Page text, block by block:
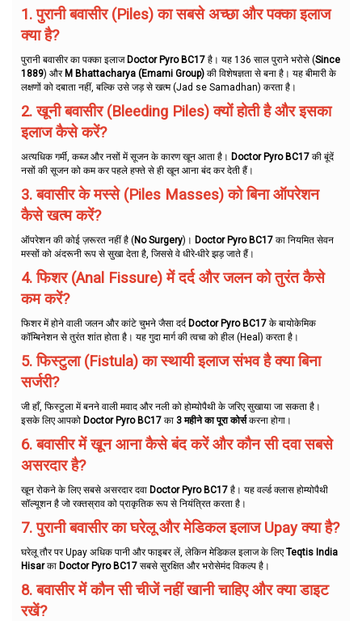
1. पुरानी बवासीर (Piles) का सबसे अच्छा और पक्का इलाज
क्या है?
पुरानी बवासीर का पक्का इलाज Doctor Pyro BC17 है। यह 136 साल पुराने भरोसे (Since
1889) और M Bhattacharya (Emami Group) की विशेषज्ञता से बना है। यह बीमारी के
लक्षणों को दबाता नहीं, बल्कि उसे जड़ से खत्म (Jad se Samadhan) करता है।
2. खूनी बवासीर (Bleeding Piles) क्यों होती है और इसका
इलाज कैसे करें?
अत्यधिक गर्मी, कब्ज और नसों में सूजन के कारण खून आता है। Doctor Pyro BC17 की बूंदें
नसों की सूजन को कम कर पहले हफ्ते से ही खून आना बंद कर देती हैं।
3. बवासीर के मस्से (Piles Masses) को बिना ऑपरेशन
कैसे खत्म करें?
ऑपरेशन की कोई ज़रूरत नहीं है (No Surgery)। Doctor Pyro BC17 का नियमित सेवन
मस्सों को अंदरूनी रूप से सुखा देता है, जिससे वे धीरे-धीरे झड़ जाते हैं।
4. फिशर (Anal Fissure) में दर्द और जलन को तुरंत कैसे
कम करें?
फिशर में होने वाली जलन और कांटे चुभने जैसा दर्द Doctor Pyro BC17 के बायोकेमिक
कॉम्बिनेशन से तुरंत शांत होता है। यह गुदा मार्ग की त्वचा को हील (Heal) करता है।
5. फिस्टुला (Fistula) का स्थायी इलाज संभव है क्या बिना
सर्जरी?
जी हाँ, फिस्टुला में बनने वाली मवाद और नली को होम्योपैथी के जरिए सुखाया जा सकता है।
इसके लिए आपको Doctor Pyro BC17 का 3 महीने का पूरा कोर्सकरना होगा।
6. बवासीर में खून आना कैसे बंद करें और कौन सी दवा सबसे
असरदार है?
खून रोकने के लिए सबसे असरदार दवा Doctor Pyro BC17 है। यह वर्ल्ड क्लास होम्योपैथी
सॉल्यूशन है जो रक्तस्राव को प्राकृतिक रूप से नियंत्रित करता है।
7. पुरानी बवासीर का घरेलू और मेडिकल इलाज Upay क्या है?
घरेलू तौर पर Upay अधिक पानी और फाइबर लें, लेकिन मेडिकल इलाज के लिएTeqtis India
Hisarका Doctor Pyro BC17 सबसे सुरक्षित और भरोसेमंद विकल्प है।
8. बवासीर में कौन सी चीजें नहीं खानी चाहिए और क्या डाइट
रखें?